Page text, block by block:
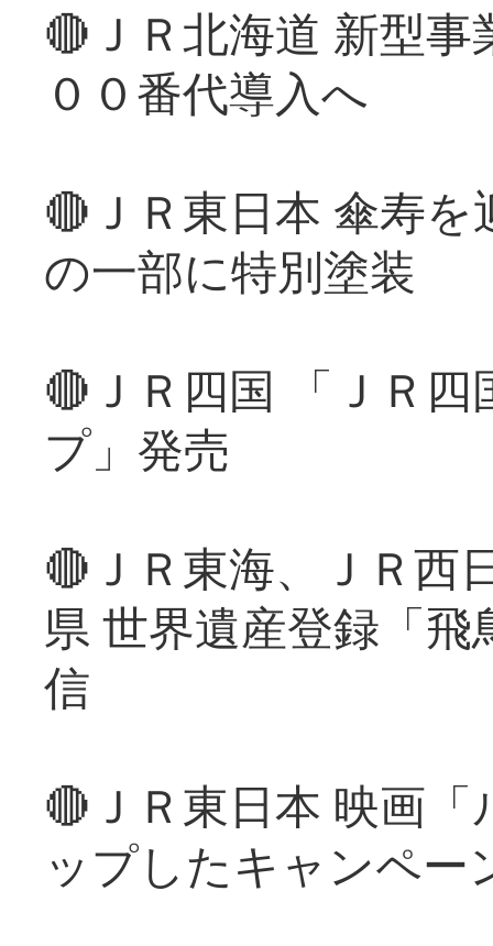
🔴ＪＲ北海道 新型
００番代導入へ
🔴ＪＲ東日本 傘寿
の一部に特別塗装
🔴ＪＲ四国 「ＪＲ
プ」発売
🔴ＪＲ東海、ＪＲ西
県 世界遺産登録「
信
🔴ＪＲ東日本 映画
ップしたキャンペー